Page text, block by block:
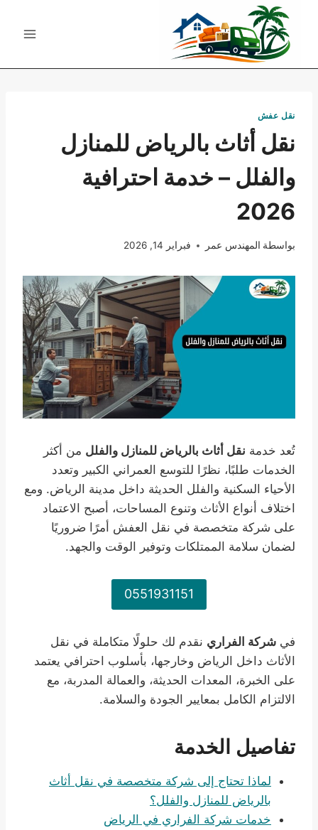
المحتوى
نقل عفش
نقل أثاث بالرياض للمنازل
والفلل – خدمة احترافية
2026
بواسطة المهندس عمر فبراير 14, 2026
تُعد خدمة نقل أثاث بالرياض للمنازل والفلل من أكثر
الخدمات طلبًا، نظرًا للتوسع العمراني الكبير وتعدد
الأحياء السكنية والفلل الحديثة داخل مدينة الرياض. ومع
اختلاف أنواع الأثاث وتنوع المساحات، أصبح الاعتماد
على شركة متخصصة في نقل العفش أمرًا ضروريًا
لضمان سلامة الممتلكات وتوفير الوقت والجهد.
0551931151
في شركة الفراري نقدم لك حلولًا متكاملة في نقل
الأثاث داخل الرياض وخارجها، بأسلوب احترافي يعتمد
على الخبرة، المعدات الحديثة، والعمالة المدربة، مع
الالتزام الكامل بمعايير الجودة والسلامة.
تفاصيل الخدمة
لماذا تحتاج إلى شركة متخصصة في نقل أثاث
بالرياض للمنازل والفلل؟
خدمات شركة الفراري في الرياض